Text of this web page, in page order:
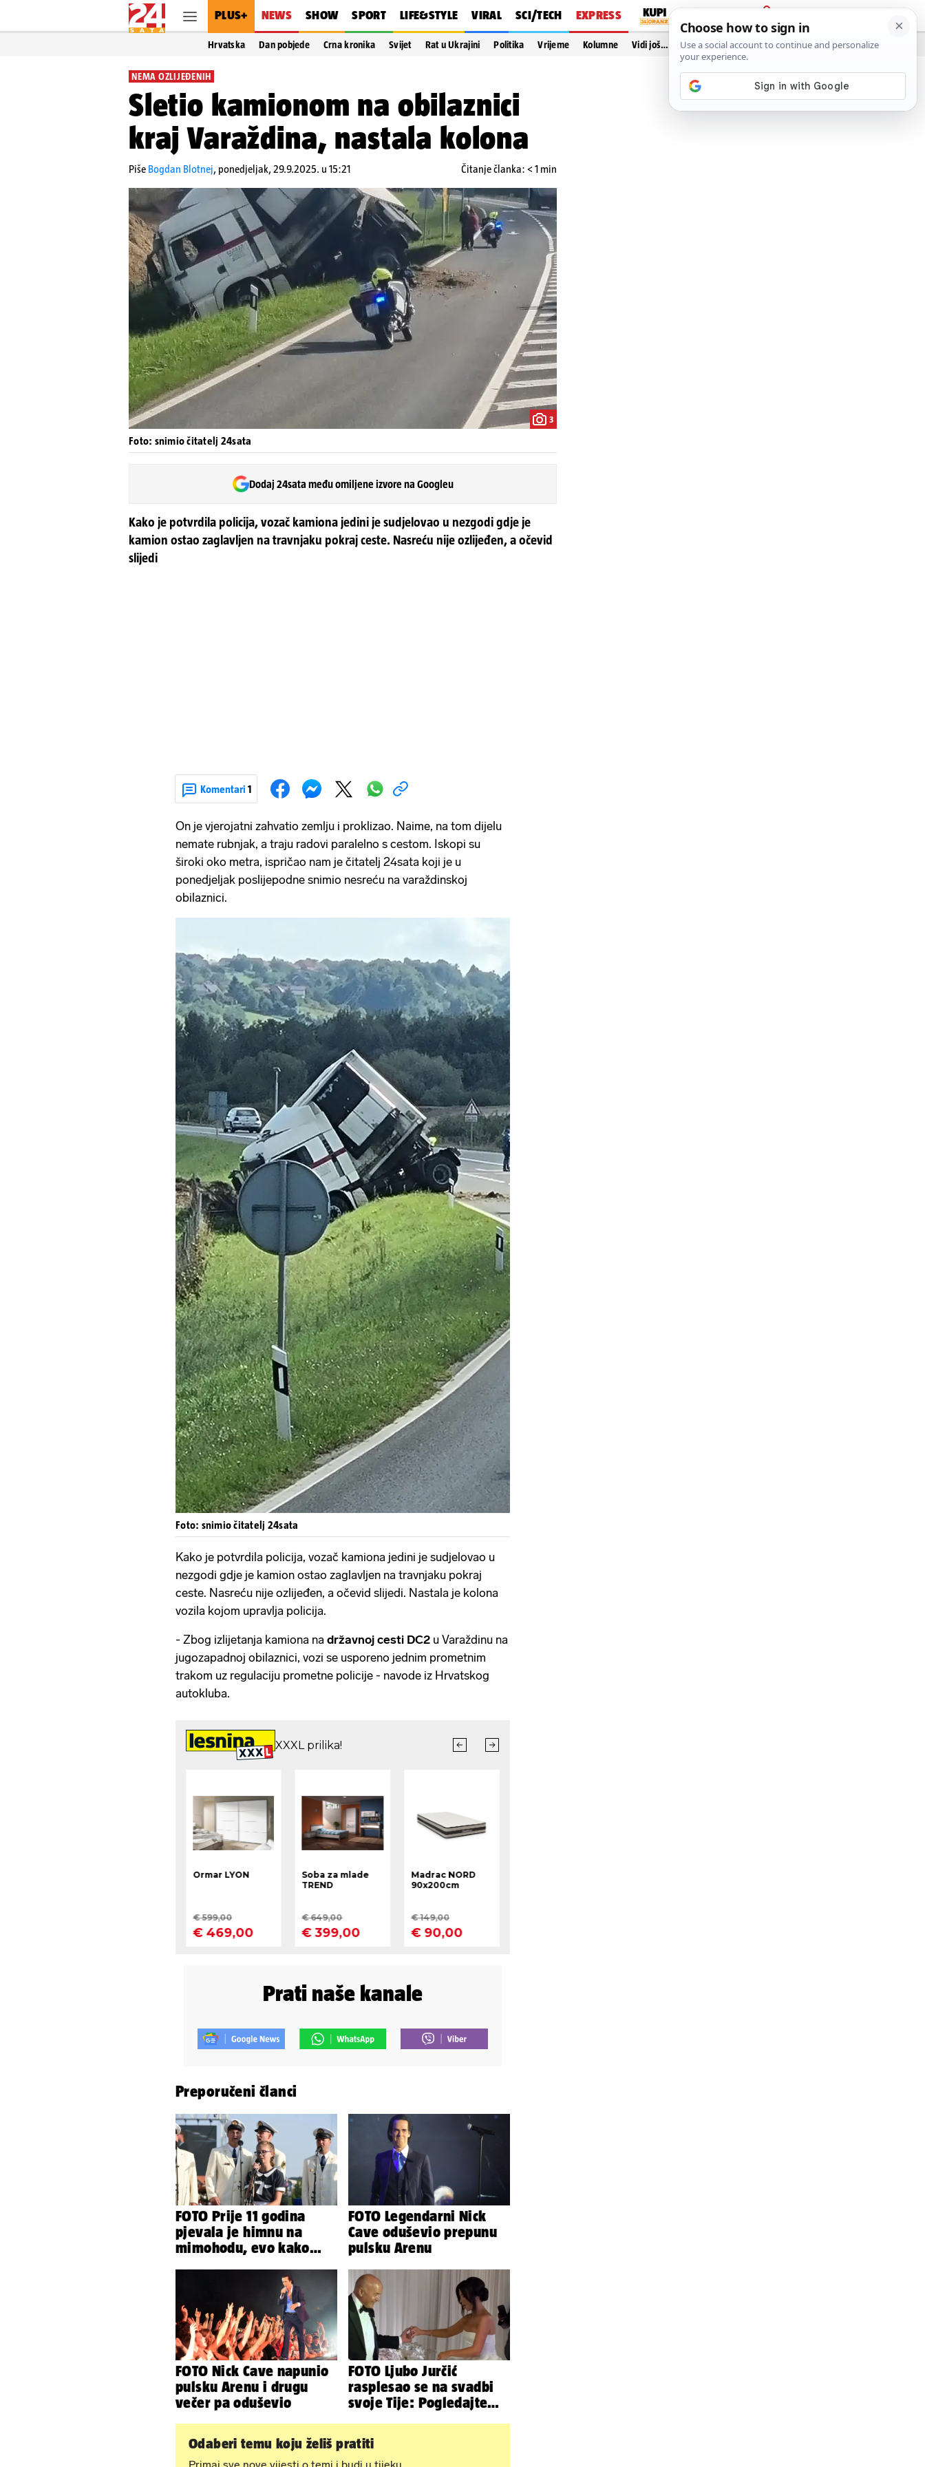
PLUS+ NEWS SHOW SPORT LIFE&STYLE VIRAL SCI/TECH EXPRESS
PRIJAVA
Hrvatska Dan pobjede Crna kronika Svijet Rat u Ukrajini Politika Vrijeme Kolumne Vidi još…
NEMA OZLIJEĐENIH
Sletio kamionom na obilaznici
kraj Varaždina, nastala kolona
Piše Bogdan Blotnej, ponedjeljak, 29.9.2025. u 15:21 Čitanje članka: < 1 min
3
Foto: snimio čitatelj 24sata
Dodaj 24sata među omiljene izvore na Googleu
Kako je potvrdila policija, vozač kamiona jedini je sudjelovao u nezgodi gdje je
kamion ostao zaglavljen na travnjaku pokraj ceste. Nasreću nije ozlijeđen, a očevid
slijedi
Komentari 1
On je vjerojatni zahvatio zemlju i proklizao. Naime, na tom dijelu
nemate rubnjak, a traju radovi paralelno s cestom. Iskopi su
široki oko metra, ispričao nam je čitatelj 24sata koji je u
ponedjeljak poslijepodne snimio nesreću na varaždinskoj
obilaznici.
Foto: snimio čitatelj 24sata
Kako je potvrdila policija, vozač kamiona jedini je sudjelovao u
nezgodi gdje je kamion ostao zaglavljen na travnjaku pokraj
ceste. Nasreću nije ozlijeđen, a očevid slijedi. Nastala je kolona
vozila kojom upravlja policija.
- Zbog izlijetanja kamiona na državnoj cesti DC2 u Varaždinu na
jugozapadnoj obilaznici, vozi se usporeno jednim prometnim
trakom uz regulaciju prometne policije - navode iz Hrvatskog
autokluba.
Prati naše kanale
Preporučeni članci
FOTO Prije 11 godina
pjevala je himnu na
mimohodu, evo kako
FOTO Legendarni Nick
Cave oduševio prepunu
pulsku Arenu
FOTO Nick Cave napunio
pulsku Arenu i drugu
večer pa oduševio
FOTO Ljubo Jurčić
rasplesao se na svadbi
svoje Tije: Pogledajte
vjenčanje...
Odaberi temu koju želiš pratiti